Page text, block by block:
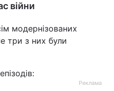
війни
модернізованих
три з них були
Реклама